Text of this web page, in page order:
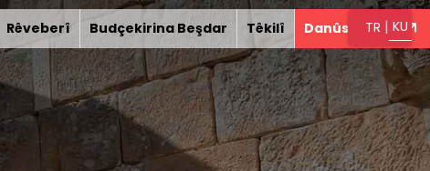
TR | KU
Rêveberî Budçekirina Beşdar Têkilî Danûstandin